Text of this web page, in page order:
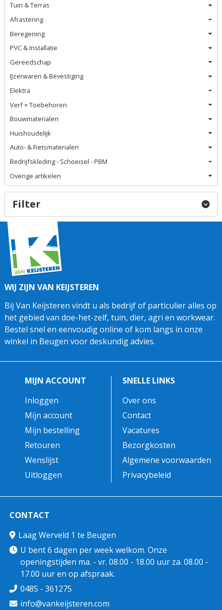
Tuin & Terras
Afrastering
Beregening
PVC & Installatie
Gereedschap
IJzerwaren & Bevestiging
Elektra
Verf + Toebehoren
Bouwmaterialen
Huishoudelijk
Auto- & Fietsmaterialen
Bedrijfskleding - Schoeisel - PBM
Overige artikelen
Filter
WIJ ZIJN VAN KEIJSTEREN
Bij Van Keijsteren vindt u als bedrijf of particulier alles op
het gebied van doe-het-zelf, tuin, dier, agri en workwear.
Bestel snel en eenvoudig online of kom langs in onze
winkel in Beugen voor deskundig advies.
MIJN ACCOUNT
Inloggen
Mijn account
Mijn bestelling
Retouren
Wenslijst
Uitloggen
SNELLE LINKS
Over ons
Contact
Vacatures
Bezorgkosten
Algemene voorwaarden
Privacybeleid
CONTACT
Laag Werveld 1 te Beugen
U bent 6 dagen per week welkom. Onze
openingstijden ma. - vr. 08.00 - 18.00 uur za. 08.00 -
17.00 uur en op afspraak.
0485 - 361275
info@vankeijsteren.com